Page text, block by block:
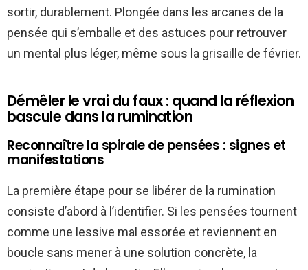
sortir, durablement. Plongée dans les arcanes de la
pensée qui s’emballe et des astuces pour retrouver
un mental plus léger, même sous la grisaille de février.
Démêler le vrai du faux : quand la réflexion
bascule dans la rumination
Reconnaître la spirale de pensées : signes et
manifestations
La première étape pour se libérer de la rumination
consiste d’abord à l’identifier. Si les pensées tournent
comme une lessive mal essorée et reviennent en
boucle sans mener à une solution concrète, la